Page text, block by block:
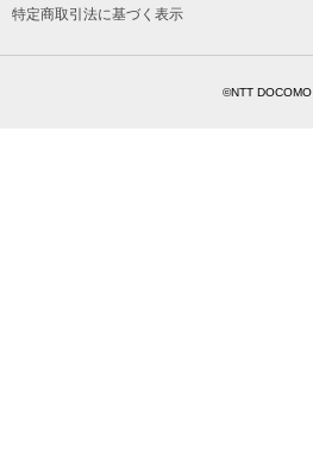
特定商取引法に基づく表示
©NTT DOCOMO